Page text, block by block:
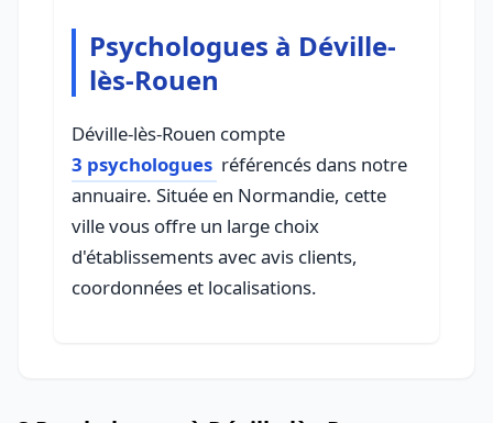
Psychologues à Déville-
lès-Rouen
Déville-lès-Rouen compte
3 psychologues référencés dans notre
annuaire. Située en Normandie, cette
ville vous offre un large choix
d'établissements avec avis clients,
coordonnées et localisations.